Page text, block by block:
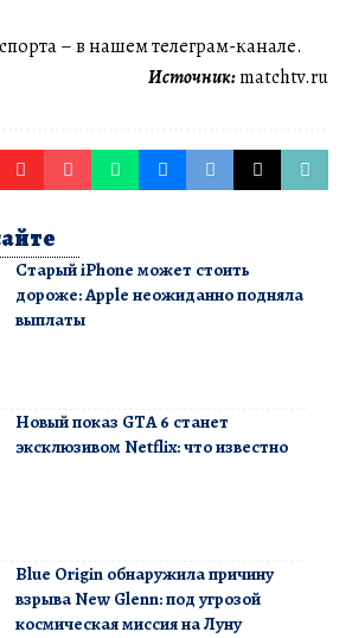
– в нашем телеграм-канале.
Источник:matchtv.ru
Старый iPhone может стоить
дороже: Apple неожиданно подняла
выплаты
Новый показ GTA 6 станет
эксклюзивом Netflix: что известно
Blue Origin обнаружила причину
взрыва New Glenn: под угрозой
космическая миссия на Луну